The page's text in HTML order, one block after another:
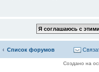
Список форумов
Создано на